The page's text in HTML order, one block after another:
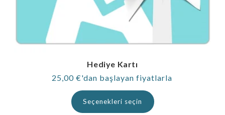
Hediye Kartı
Normal
25,00 €'dan başlayan fiyatlarla
Seçenekleri seçin